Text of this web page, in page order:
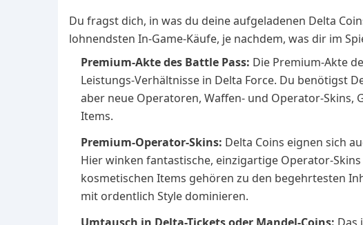
Du fragst dich, in was du deine aufgeladenen Delta
lohnendsten In-Game-Käufe, je nachdem, was dir im
Premium-Akte des Battle Pass: Die Premium-Akte
Leistungs-Verhältnisse in Delta Force. Du benötigst
aber neue Operatoren, Waffen- und Operator-Skins,
Items.
Premium-Operator-Skins: Delta Coins eignen sich
Hier winken fantastische, einzigartige Operator-
kosmetischen Items gehören zu den begehrtesten
mit ordentlich Style dominieren.